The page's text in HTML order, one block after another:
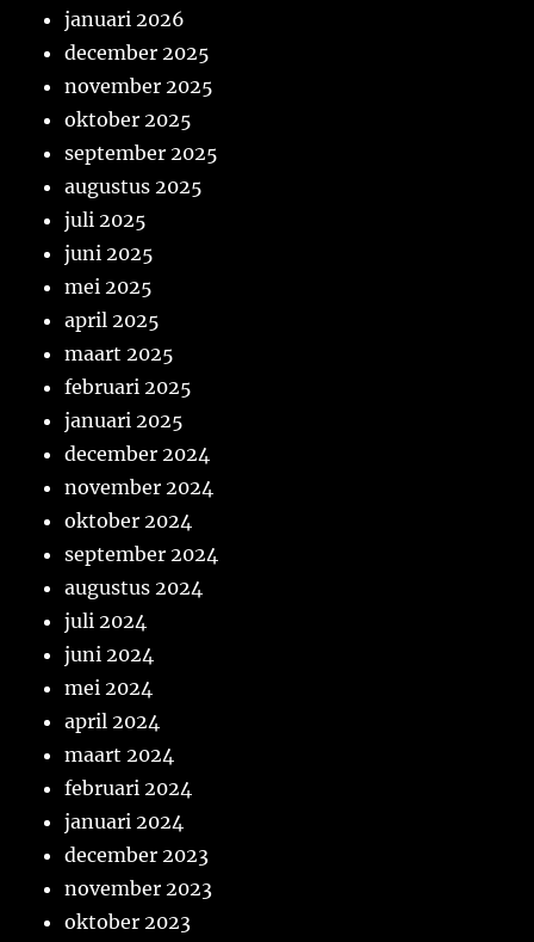
januari 2026
december 2025
november 2025
oktober 2025
september 2025
augustus 2025
juli 2025
juni 2025
mei 2025
april 2025
maart 2025
februari 2025
januari 2025
december 2024
november 2024
oktober 2024
september 2024
augustus 2024
juli 2024
juni 2024
mei 2024
april 2024
maart 2024
februari 2024
januari 2024
december 2023
november 2023
oktober 2023